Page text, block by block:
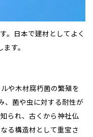
。日本で建材としてよく
す。
や木材腐朽菌の繁殖を
、菌や虫に対する耐性が
られ、古くから神社仏
る構造材として重宝さ